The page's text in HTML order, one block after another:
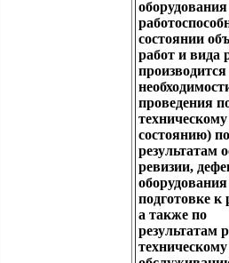
состоянии
работ и вида
проведения
техническому
состоянию) по
результатам
ревизии,
подготовке к
а также по
результатам
техническому